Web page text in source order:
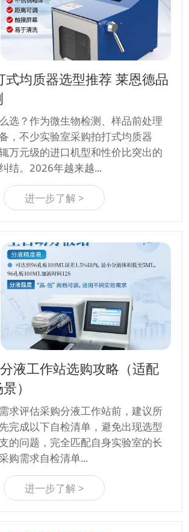
式均质器选型推荐 莱恩德品
选？作为微生物检测、样品前处理
，不少实验室采购拍打式均质器
万元级的进口机型和性价比突出的
结。2026年越来越...
进一步了解 >
液工作站选购攻略（适配
）
求评估采购分液工作站前，建议所
完成以下自检清单，避免出现选型
的问题，完全匹配自身实验室的长
购需求自检清单...
进一步了解 >